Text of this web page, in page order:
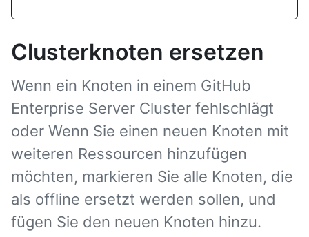
Clusterknoten ersetzen
Wenn ein Knoten in einem GitHub
Enterprise Server Cluster fehlschlägt
oder Wenn Sie einen neuen Knoten mit
weiteren Ressourcen hinzufügen
möchten, markieren Sie alle Knoten, die
als offline ersetzt werden sollen, und
fügen Sie den neuen Knoten hinzu.